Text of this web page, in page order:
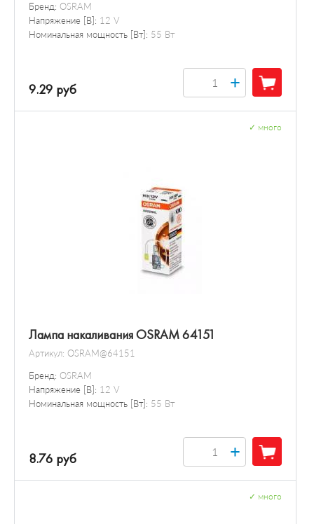
Бренд: OSRAM
Напряжение [В]: 12 V
Номинальная мощность [Вт]: 55 Вт
9.29 руб +
Лампа накаливания OSRAM 64151
Артикул: OSRAM@64151
Бренд: OSRAM
Напряжение [В]: 12 V
Номинальная мощность [Вт]: 55 Вт
много
8.76 руб +
много